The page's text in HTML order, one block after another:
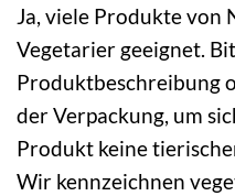
Ja, viele Produkte von
Vegetarier geeignet.
Produktbeschreibung
der Verpackung, um
Produkt keine
Wir kennzeichnen